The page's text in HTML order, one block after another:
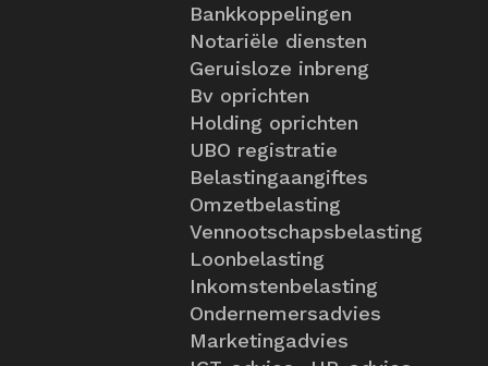
Bankkoppelingen
Notariële diensten
Geruisloze inbreng
Bv oprichten
Holding oprichten
UBO registratie
Belastingaangiftes
Omzetbelasting
Vennootschapsbelasting
Loonbelasting
Inkomstenbelasting
Ondernemersadvies
Marketingadvies